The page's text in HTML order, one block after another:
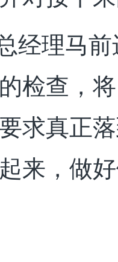
经理马
检查，
求真正
来，做